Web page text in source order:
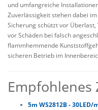
und umfangreiche
Zuverlässigkeit stehen dabei
Sicherung schützt vor
vor Schäden bei falsch
flammhemmende
sicheren Betrieb im
Empfohlenes
5m WS2812B -